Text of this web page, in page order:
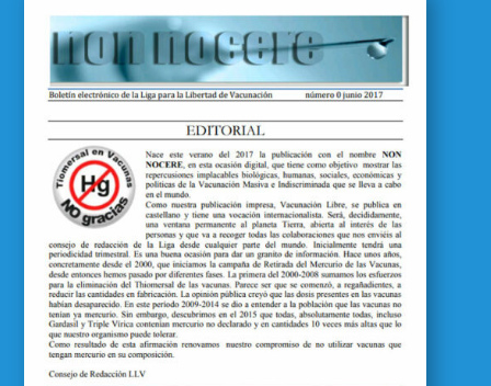
Primum Non Nocere 00